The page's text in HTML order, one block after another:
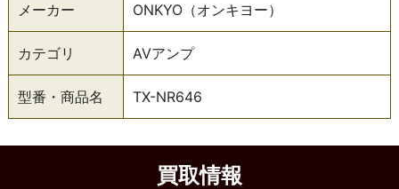
メーカー ONKYO（オンキヨー）
カテゴリ AVアンプ
型番・商品名 TX-NR646
買取情報